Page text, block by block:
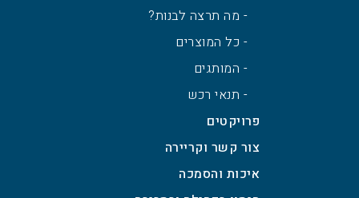
- מה תרצה לבנות?
- כל המוצרים
- המותגים
- תנאי רכש
פרויקטים
צור קשר וקריירה
איכות והסמכה